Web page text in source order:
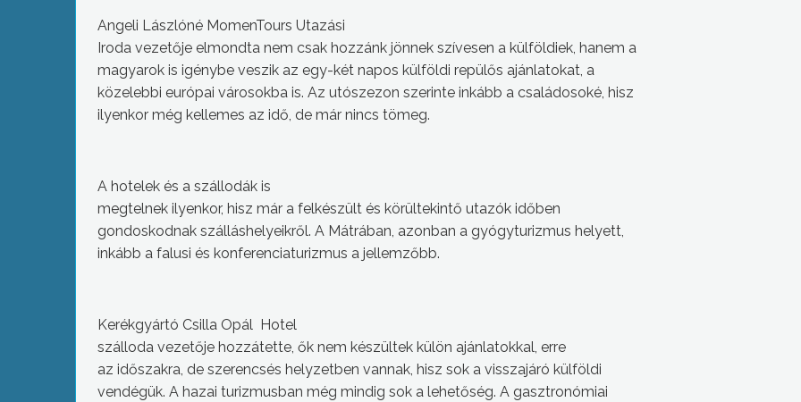
Angeli Lászlóné MomenTours Utazási
Iroda vezetője elmondta nem csak hozzánk jönnek szívesen a külföldiek, hanem a
magyarok is igénybe veszik az egy-két napos külföldi repülős ajánlatokat, a
közelebbi európai városokba is. Az utószezon szerinte inkább a családosoké, hisz
ilyenkor még kellemes az idő, de már nincs tömeg.
A hotelek és a szállodák is
megtelnek ilyenkor, hisz már a felkészült és körültekintő utazók időben
gondoskodnak szálláshelyeikről. A Mátrában, azonban a gyógyturizmus helyett,
inkább a falusi és konferenciaturizmus a jellemzőbb.
Kerékgyártó Csilla Opál Hotel
szálloda vezetője hozzátette, ők nem készültek külön ajánlatokkal, erre
az időszakra, de szerencsés helyzetben vannak, hisz sok a visszajáró külföldi
vendégük. A hazai turizmusban még mindig sok a lehetőség. A gasztronómiai